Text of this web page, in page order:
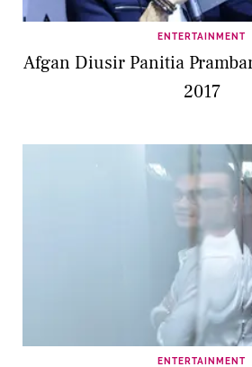
ENTERTAINMENT
Afgan Diusir Panitia
2017
ENTERTAINMENT